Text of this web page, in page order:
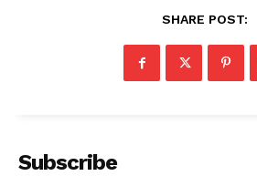
SHARE POST:
Subscribe